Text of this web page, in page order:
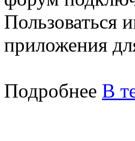
Пользоваться
приложения
Подробнее В